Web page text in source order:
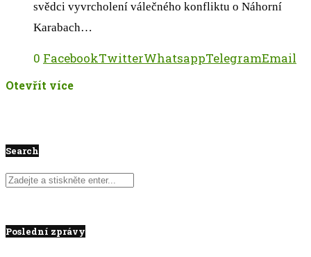
svědci vyvrcholení válečného konfliktu o Náhorní
Karabach…
0 FacebookTwitterWhatsappTelegramEmail
Otevřít více
Search
Poslední zprávy